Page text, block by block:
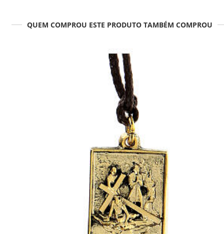
QUEM COMPROU ESTE PRODUTO TAMBÉM COMPROU